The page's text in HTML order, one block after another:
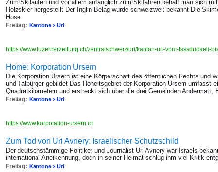
Zum Skilaufen und vor allem anfänglich zum Skifahren behalf man sich
Holzskier hergestellt Der Inglin-Belag wurde schweizweit bekannt Die
Hose
Freitag: Kantone > Uri
https://www.luzernerzeitung.ch/zentralschweiz/uri/kanton-uri-vom-fassdudaeli-
Home: Korporation Ursern
Die Korporation Ursern ist eine Körperschaft des öffentlichen Rechts und
und Talbürger gebildet Das Hoheitsgebiet der Korporation Ursern umfasst
Quadratkilometern und erstreckt sich über die drei Gemeinden Andermatt,
Freitag: Kantone > Uri
https://www.korporation-ursern.ch
Zum Tod von Uri Avnery: Israelischer Schutzschild
Der deutschstämmige Politiker und Journalist Uri Avnery war Israels
international Anerkennung, doch in seiner Heimat schlug ihm viel Kritik
Freitag: Kantone > Uri